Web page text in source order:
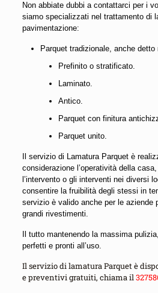
Non abbiate dubbi a contattarci per i
siamo specializzati nel trattamento di
pavimentazione:
Parquet tradizionale, anche detto
Prefinito o stratificato.
Laminato.
Antico.
Parquet con finitura
Parquet unito.
Il servizio di Lamatura Parquet è
considerazione l’operatività della
l’intervento o gli interventi nei diversi
consentire la fruibilità degli stessi in
servizio è valido anche per le aziende
grandi rivestimenti.
Il tutto mantenendo la massima
perfetti e pronti all’uso.
Il servizio di lamatura Parquet è
e preventivi gratuiti, chiama il